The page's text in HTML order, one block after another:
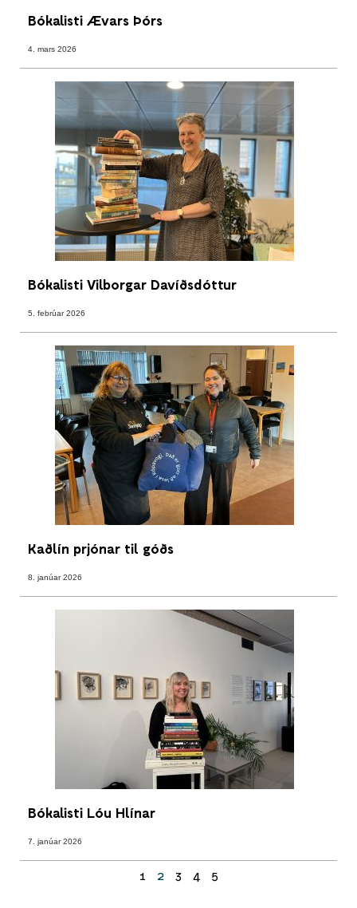
Bókalisti Ævars Þórs
4. mars 2026
Bókalisti Vilborgar Davíðsdóttur
5. febrúar 2026
Kaðlín prjónar til góðs
8. janúar 2026
Bókalisti Lóu Hlínar
7. janúar 2026
1 2 3 4 5